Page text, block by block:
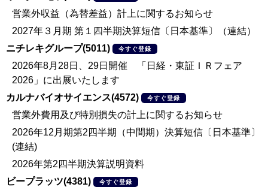
営業外収益（為替差益）計上に関するお知らせ
2027年３月期 第１四半期決算短信〔日本基準〕（連結）
ニチレキグループ(5011)
今すぐ登録
2026年8月28日、29日開催 「日経・東証ＩＲフェア
2026」に出展いたします
カルナバイオサイエンス(4572)
今すぐ登録
営業外費用及び特別損失の計上に関するお知らせ
2026年12月期第2四半期（中間期）決算短信〔日本基準〕
(連結)
2026年第2四半期決算説明資料
ビープラッツ(4381)
今すぐ登録